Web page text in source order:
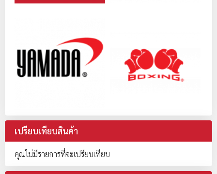
เปรียบเทียบสินค้า
คุณไม่มีรายการที่จะเปรียบเทียบ